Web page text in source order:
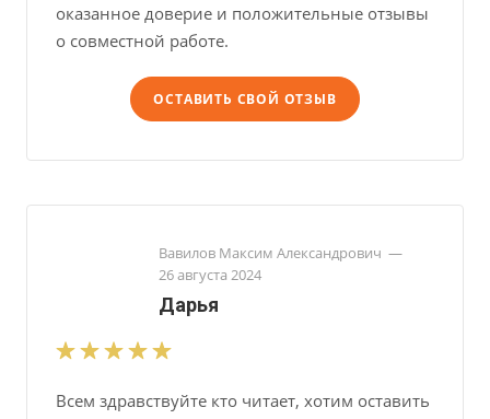
оказанное доверие и положительные отзывы
о совместной работе.
ОСТАВИТЬ СВОЙ ОТЗЫВ
Вавилов Максим Александрович —
26 августа 2024
Дарья
Всем здравствуйте кто читает, хотим оставить